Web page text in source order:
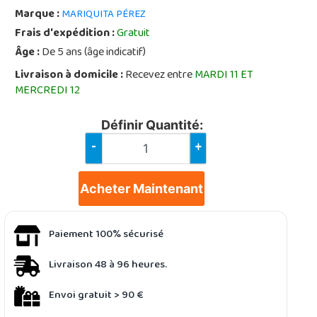
Marque :MARIQUITA PÉREZ
Frais d'expédition :Gratuit
Âge :De 5 ans (âge indicatif)
Livraison à domicile :Recevez entreMARDI 11 ET
MERCREDI 12
Définir Quantité:
- +
Acheter Maintenant
Paiement 100% sécurisé
Livraison 48 à 96 heures.
Envoi gratuit > 90 €